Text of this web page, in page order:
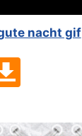
nacht gif